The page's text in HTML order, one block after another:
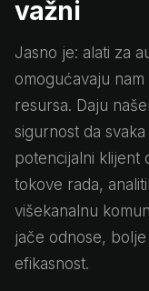
važni
Jasno je: alati za
omogućavaju
resursa. Daju
sigurnost da
potencijalni klijent
tokove rada,
višekanalnu
jače odnose,
efikasnost.